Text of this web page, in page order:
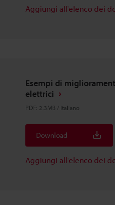
Aggiungi all'elenco dei
Esempi di
elettrici
PDF: 2.3MB / Italiano
Download
Aggiungi all'elenco dei